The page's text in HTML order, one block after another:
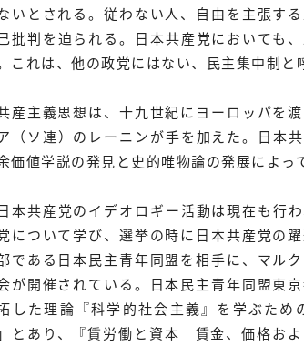
いとされる。従わない人、自由を主張す
批判を迫られる。日本共産党においても
これは、他の政党にはない、民主集中制と
産主義思想は、十九世紀にヨーロッパを
（ソ連）のレーニンが手を加えた。日本
価値学説の発見と史的唯物論の発展によっ
本共産党のイデオロギー活動は現在も行
について学び、選挙の時に日本共産党の
である日本民主青年同盟を相手に、マル
が開催されている。日本民主青年同盟東
した理論『科学的社会主義』を学ぶた
とあり、『賃労働と資本 賃金、価格お